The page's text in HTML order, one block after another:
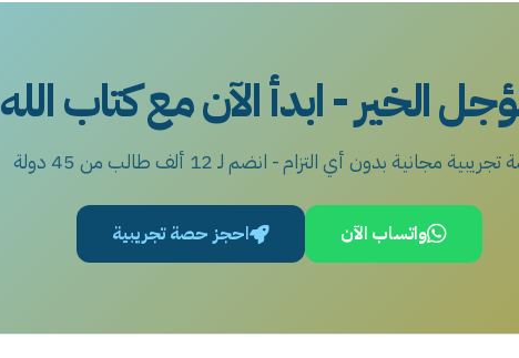
المقالات
الخير - ابدأ الآن مع كتاب الله
مجانية بدون أي التزام - انضم لـ 12 ألف طالب من 45 دولة
واتساب الآن احجز حصة تجريبية